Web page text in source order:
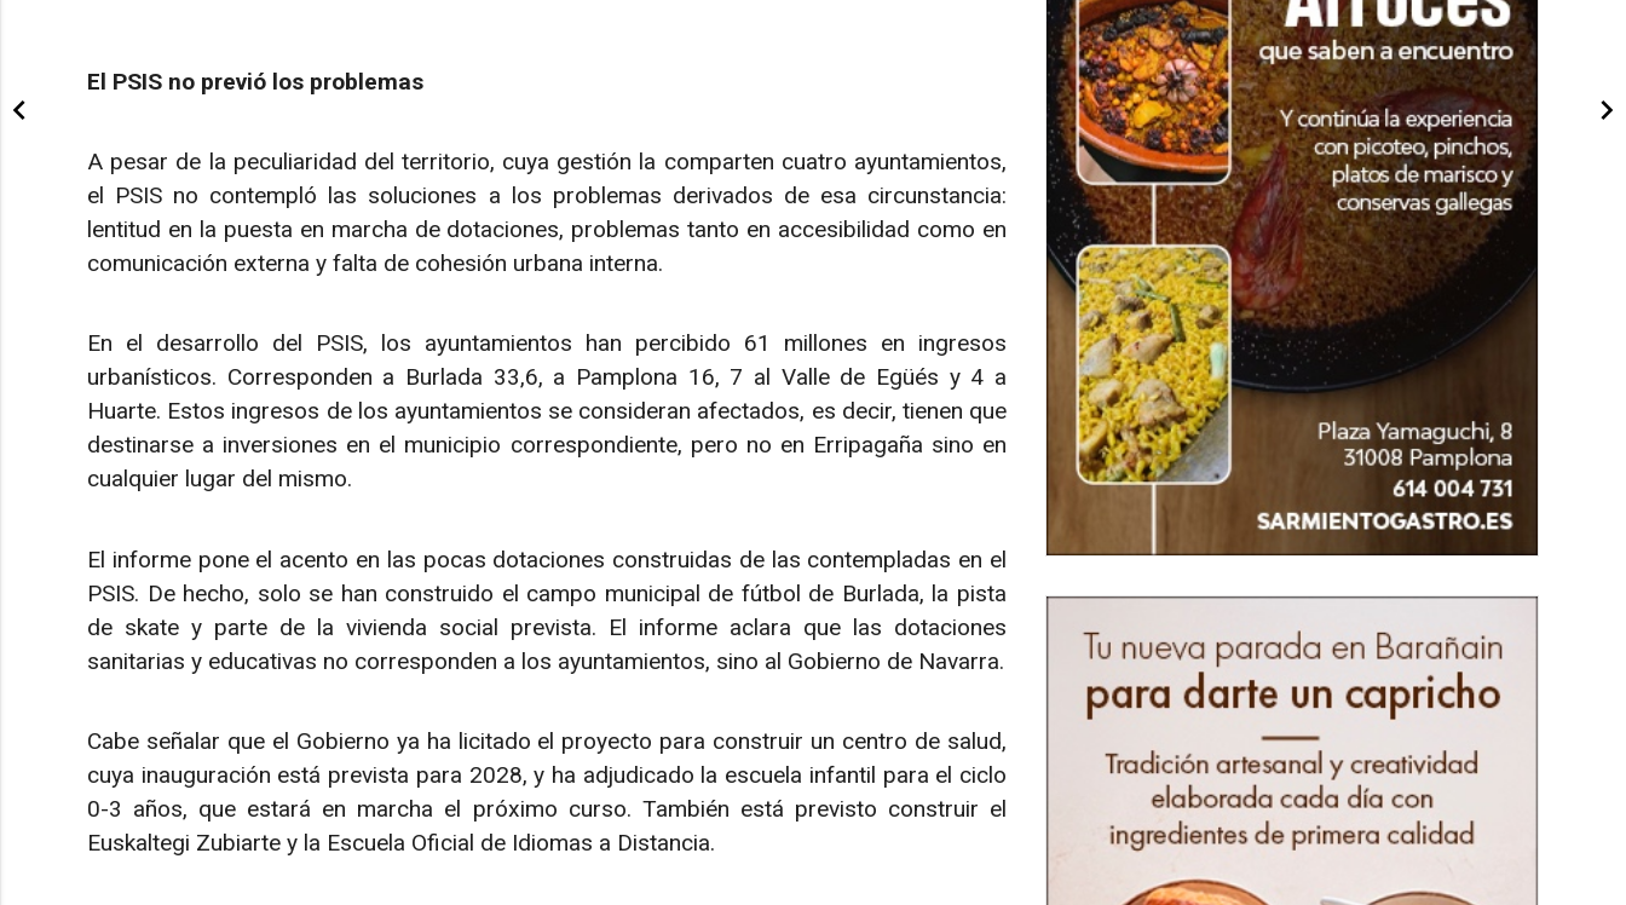
El PSIS no previó los problemas
A pesar de la peculiaridad del territorio, cuya gestión la comparten cuatro ayuntamientos,
el PSIS no contempló las soluciones a los problemas derivados de esa circunstancia:
lentitud en la puesta en marcha de dotaciones, problemas tanto en accesibilidad como en
comunicación externa y falta de cohesión urbana interna.
En el desarrollo del PSIS, los ayuntamientos han percibido 61 millones en ingresos
urbanísticos. Corresponden a Burlada 33,6, a Pamplona 16, 7 al Valle de Egüés y 4 a
Huarte. Estos ingresos de los ayuntamientos se consideran afectados, es decir, tienen que
destinarse a inversiones en el municipio correspondiente, pero no en Erripagaña sino en
cualquier lugar del mismo.
El informe pone el acento en las pocas dotaciones construidas de las contempladas en el
PSIS. De hecho, solo se han construido el campo municipal de fútbol de Burlada, la pista
de skate y parte de la vivienda social prevista. El informe aclara que las dotaciones
sanitarias y educativas no corresponden a los ayuntamientos, sino al Gobierno de Navarra.
Cabe señalar que el Gobierno ya ha licitado el proyecto para construir un centro de salud,
cuya inauguración está prevista para 2028, y ha adjudicado la escuela infantil para el ciclo
0-3 años, que estará en marcha el próximo curso. También está previsto construir el
Euskaltegi Zubiarte y la Escuela Oficial de Idiomas a Distancia.